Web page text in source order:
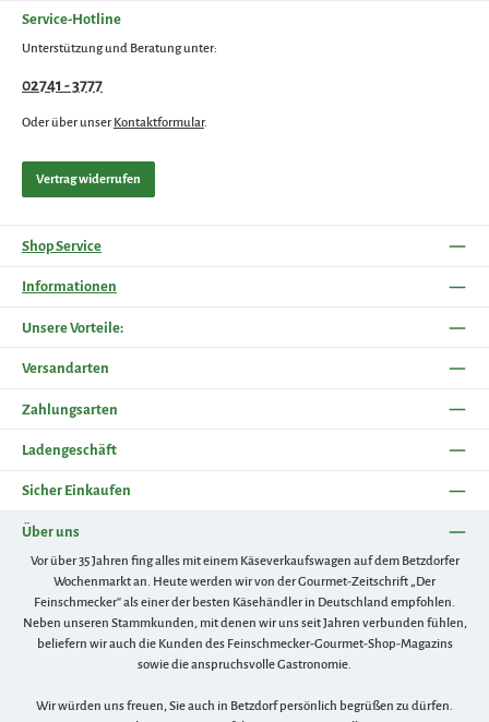
Service-Hotline
Unterstützung und Beratung unter:
02741 - 3777
Oder über unser Kontaktformular.
Vertrag widerrufen
Shop Service
Informationen
Unsere Vorteile:
Versandarten
Zahlungsarten
Ladengeschäft
Sicher Einkaufen
Über uns
Vor über 35 Jahren fing alles mit einem Käseverkaufswagen auf dem Betzdorfer
Wochenmarkt an. Heute werden wir von der Gourmet-Zeitschrift „Der
Feinschmecker“ als einer der besten Käsehändler in Deutschland empfohlen.
Neben unseren Stammkunden, mit denen wir uns seit Jahren verbunden fühlen,
beliefern wir auch die Kunden des Feinschmecker-Gourmet-Shop-Magazins
sowie die anspruchsvolle Gastronomie.
Wir würden uns freuen, Sie auch in Betzdorf persönlich begrüßen zu dürfen.